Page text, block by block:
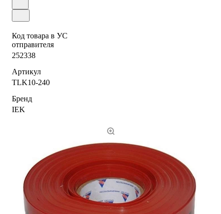
Код товара в УС
отправителя
252338
Артикул
TLK10-240
Бренд
IEK